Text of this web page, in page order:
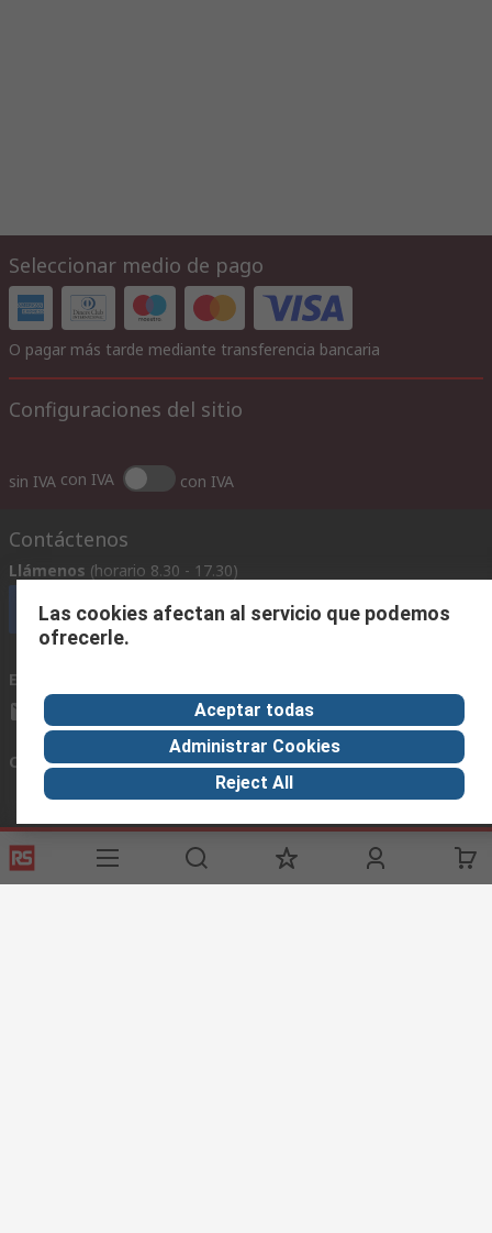
Seleccionar medio de pago
O pagar más tarde mediante transferencia bancaria
Configuraciones del sitio
sin IVA con IVA con IVA
Contáctenos
Llámenos (horario 8.30 - 17.30)
Llámenos
Envíenos un email
Conectar con nosotros
Links de ayuda
Las cookies afectan al servicio que podemos
ofrecerle.
Aceptar todas
Administrar Cookies
Reject All